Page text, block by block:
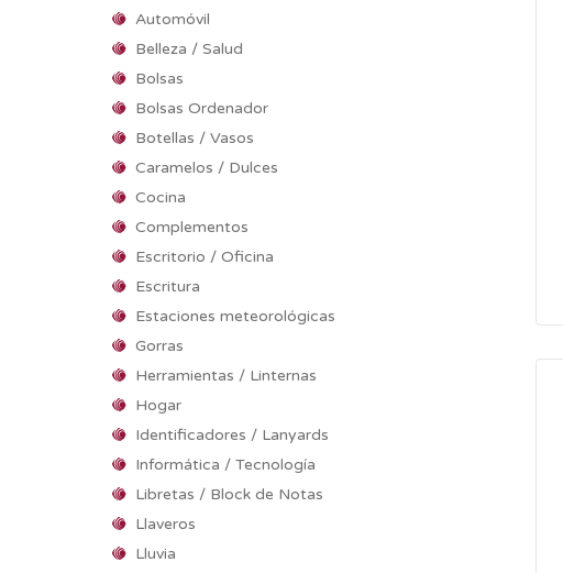
Automóvil
Belleza / Salud
Bolsas
Bolsas Ordenador
Botellas / Vasos
Caramelos / Dulces
Cocina
Complementos
Escritorio / Oficina
Escritura
Estaciones meteorológicas
Gorras
Herramientas / Linternas
Hogar
Identificadores / Lanyards
Informática / Tecnología
Libretas / Block de Notas
Llaveros
Lluvia